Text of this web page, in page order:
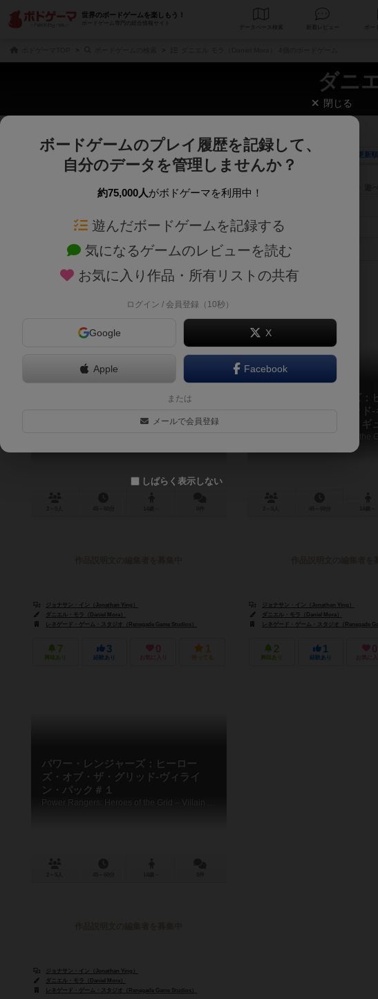
世界のボードゲームを楽しもう！
ボードゲーム専門の総合情報サイト
データベース
ダニ
じっくり表示 更新順
商品名、商品説明文、デザイナー名、テーマ名、メカニクス名を対象にフリーワード検索ができま
ゲームデザイナー名を指定して検索できます。
ゲームデザイナー
対象年齢を指定します。 世界観や登場人物などモチーフ・
テーマ/フレーバー
パワー・レンジャーズ：ヒーロー
Power Rangers: Heroes of the Grid
ジョナサン・イン（Jonathan Ying）
ダニエル・モラ（Daniel Mora）
レネゲード・ゲーム・スタジオ（Renegade Game Studios）
7
興味あり
3
経験あり
0
お気に入り
1
持ってる
パワー・レンジャーズ：
ズ・オブ・ザ・グリッド
ス・デラックス・フィギ
ジョナサン・イン（Jonathan Ying）
ダニエル・モラ（Daniel Mora）
レネゲード・ゲーム・スタジオ（Renegade
2
興味あり
1
経験あり
0
お気に入
パワー・レンジャーズ：ヒーロー
ズ・オブ・ザ・グリッド-ヴィライ
ン・パック＃１
ジョナサン・イン（Jonathan Ying）
ダニエル・モラ（Daniel Mora）
レネゲード・ゲーム・スタジオ（Renegade Game Studios）
閉じる
ボードゲームのプレイ履歴を記録して、
自分のデータを管理しませんか？
約75,000人がボドゲーマを利用中！
遊んだボードゲームを記録する
気になるゲームのレビューを読む
お気に入り作品・所有リストの共有
ログイン / 会員登録（10秒）
Google X
Apple Facebook
または
メールで会員登録
しばらく表示しない